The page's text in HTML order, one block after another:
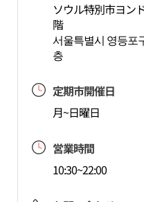
ソウル特別市ヨン
階
서울특별시 영등포
층
定期市開催日
月~日曜日
営業時間
10:30~22:00